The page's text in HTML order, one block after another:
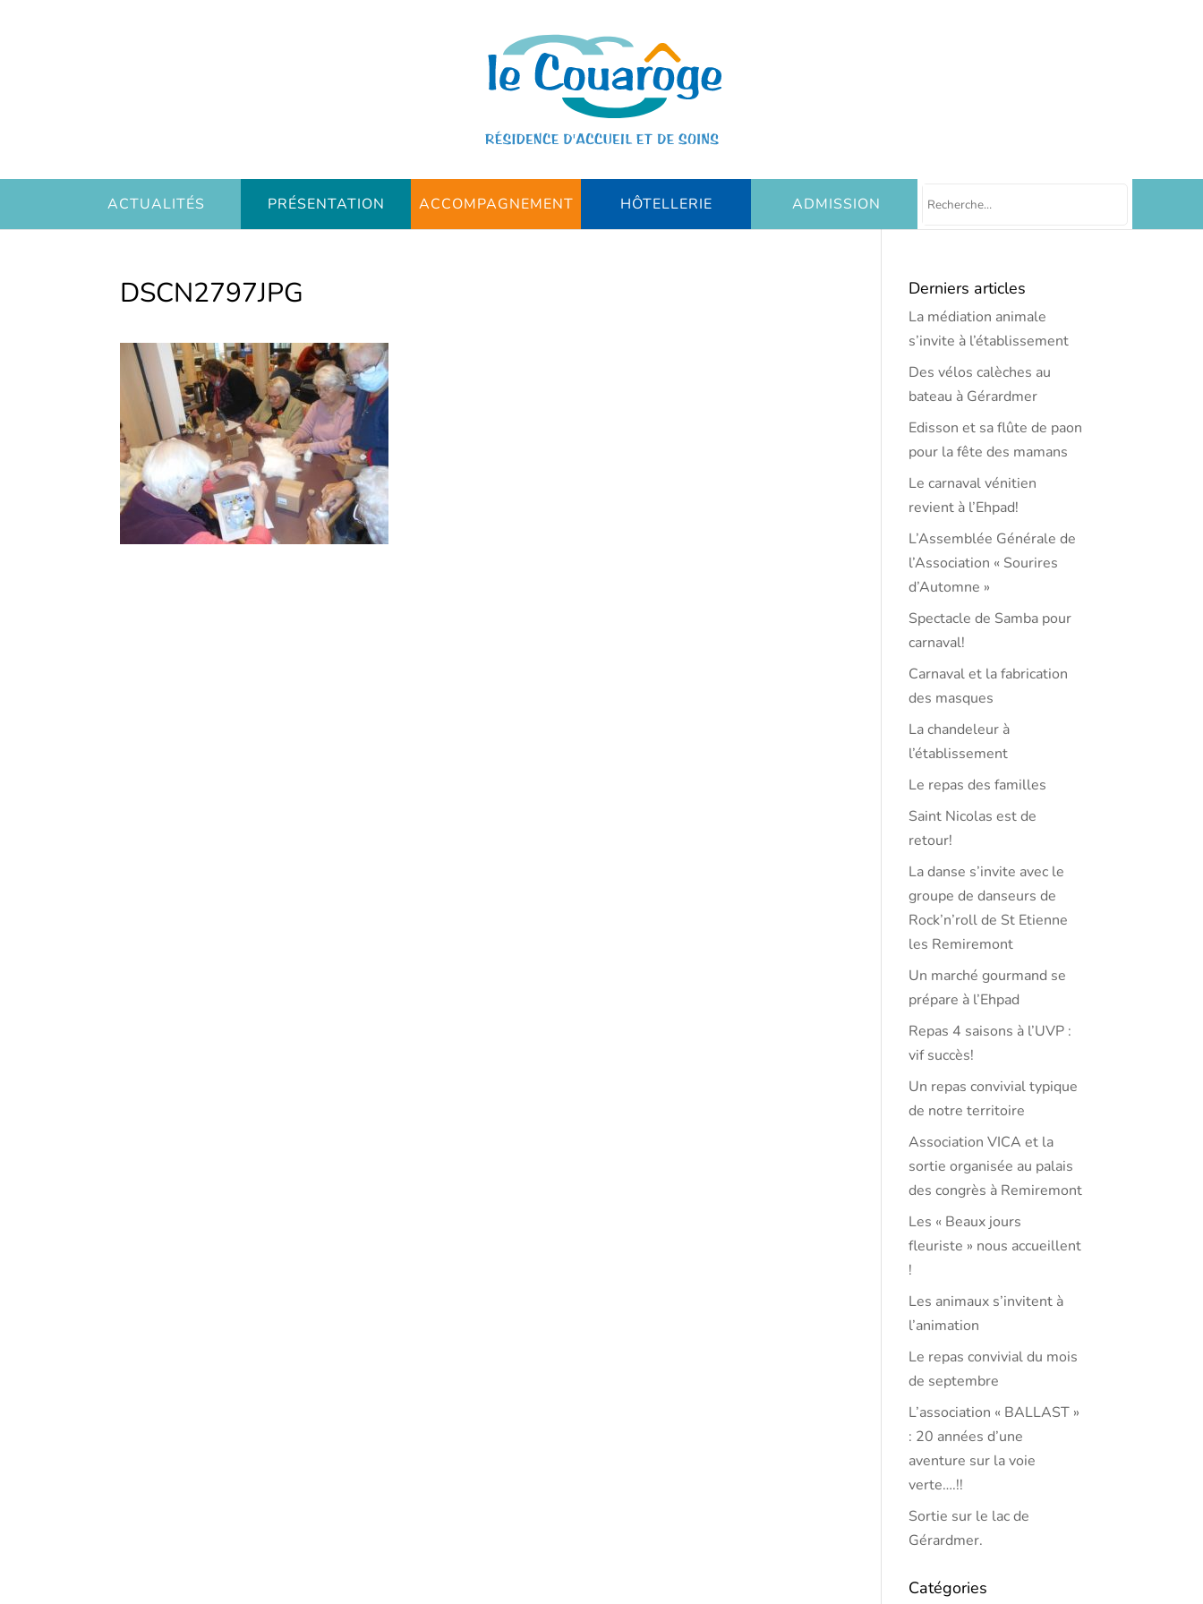
ACTUALITÉS PRÉSENTATION ACCOMPAGNEMENT HÔTELLERIE ADMISSION
DSCN2797JPG Derniers articles
La médiation animale
s’invite à l’établissement
Des vélos calèches au
bateau à Gérardmer
Edisson et sa flûte de paon
pour la fête des mamans
Le carnaval vénitien
revient à l’Ehpad!
L’Assemblée Générale de
l’Association « Sourires
d’Automne »
Spectacle de Samba pour
carnaval!
Carnaval et la fabrication
des masques
La chandeleur à
l’établissement
Le repas des familles
Saint Nicolas est de
retour!
La danse s’invite avec le
groupe de danseurs de
Rock’n’roll de St Etienne
les Remiremont
Un marché gourmand se
prépare à l’Ehpad
Repas 4 saisons à l’UVP :
vif succès!
Un repas convivial typique
de notre territoire
Association VICA et la
sortie organisée au palais
des congrès à Remiremont
Les « Beaux jours
fleuriste » nous accueillent
!
Les animaux s’invitent à
l’animation
Le repas convivial du mois
de septembre
L’association « BALLAST »
: 20 années d’une
aventure sur la voie
verte….!!
Sortie sur le lac de
Gérardmer.
Catégories